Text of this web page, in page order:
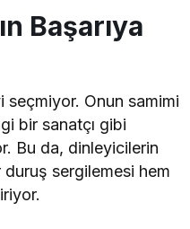
Başarıya
Onun samimi
bir sanatçı gibi
Bu da, dinleyicilerin
sergilemesi hem